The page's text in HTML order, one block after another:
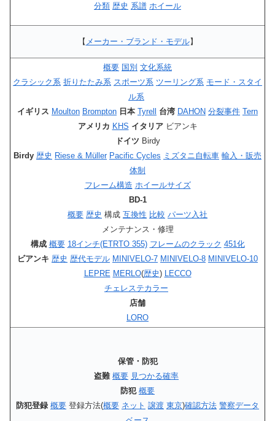
分類 歴史 系譜 ホイール
【 メーカー・ブランド・モデル】
概要 国別 文化系統
クラシック系 折りたたみ系 スポーツ系 ツーリング系 モード・スタイ
ル系
イギリス Moulton Brompton 日本 Tyrell 台湾 DAHON 分裂事件 Tern
アメリカ KHS イタリアビアンキ
ドイツ Birdy
Birdy 歴史 Riese & Müller Pacific Cycles ミズタニ自転車 輸入・販売
体制
フレーム構造 ホイールサイズ
BD-1
概要 歴史 構成 互換性 比較 パーツ入社
メンテナンス・修理
構成 概要 18インチ(ETRTO 355) フレームのクラック 451化
ビアンキ 歴史 歴代モデル MINIVELO-7 MINIVELO-8 MINIVELO-10
LEPRE MERLO(歴史)
LECCO
チェレステカラー
店舗
LORO
保管・防犯
盗難 概要 見つかる確率
防犯 概要
防犯登録 概要 登録方法(概要 ネット 譲渡 東京)確認方法 警察データ